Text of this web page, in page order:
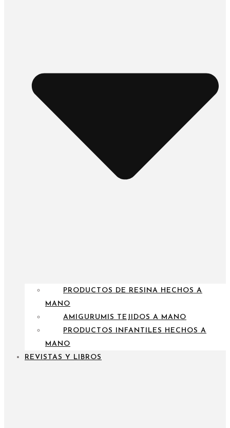
PRODUCTOS DE RESINA HECHOS A
MANO
AMIGURUMIS TEJIDOS A MANO
PRODUCTOS INFANTILES HECHOS A
MANO
REVISTAS Y LIBROS